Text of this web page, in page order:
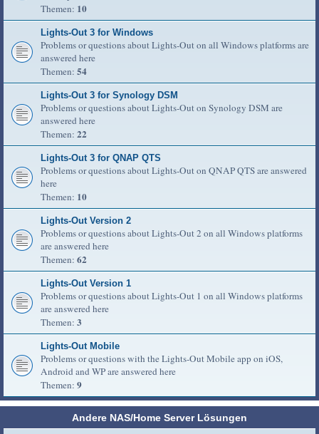
Themen: 10
Lights-Out 3 for Windows
Problems or questions about Lights-Out on all Windows platforms are
answered here
Themen: 54
Lights-Out 3 for Synology DSM
Problems or questions about Lights-Out on Synology DSM are
answered here
Themen: 22
Lights-Out 3 for QNAP QTS
Problems or questions about Lights-Out on QNAP QTS are answered
here
Themen: 10
Lights-Out Version 2
Problems or questions about Lights-Out 2 on all Windows platforms
are answered here
Themen: 62
Lights-Out Version 1
Problems or questions about Lights-Out 1 on all Windows platforms
are answered here
Themen: 3
Lights-Out Mobile
Problems or questions with the Lights-Out Mobile app on iOS,
Android and WP are answered here
Themen: 9
Andere NAS/Home Server Lösungen